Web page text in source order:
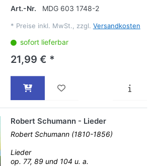
Art.-Nr.
MDG 603 1748-2
* Preise inkl. MwSt., zzgl. Versandkosten
sofort lieferbar
21,99 € *
Robert Schumann - Lieder
Robert Schumann (1810-1856)
Lieder
op. 77, 89 und 104 u. a.